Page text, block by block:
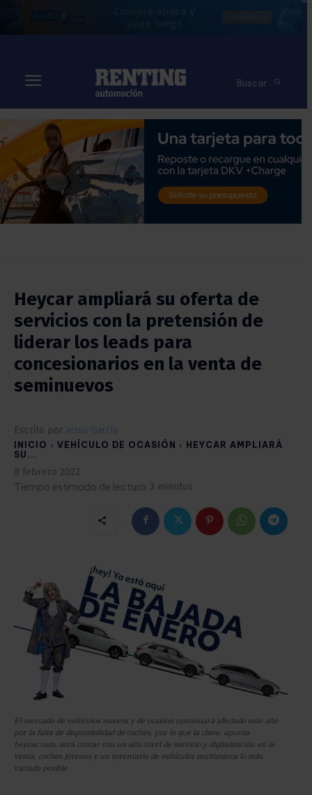
Buscar
Heycar ampliará su oferta de
servicios con la pretensión de
liderar los leads para
concesionarios en la venta de
seminuevos
Escrito por Jesús García
INICIO VEHÍCULO DE OCASIÓN
HEYCAR AMPLIARÁ
SU...
8 febrero 2022
Tiempo estimado de lectura: 3 minutos
El mercado de vehículos nuevos y de ocasión continuará afectado este año
por la falta de disponibilidad de coches, por lo que la clave, apunta
heycar.com, será contar con un alto nivel de servicio y digitalización en la
venta, coches jóvenes y un inventario de vehículos multimarca lo más
variado posible